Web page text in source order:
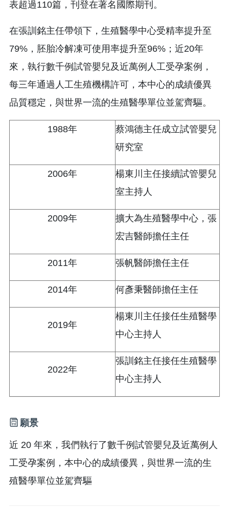
表超過110篇，刊登在著名國際期刊。
在張訓銘主任帶領下，生殖醫學中心受精率提升至
79%，胚胎冷解凍可使用率提升至96%；近20年
來，執行數千例試管嬰兒及近萬例人工受孕案例，
每三年通過人工生殖機構許可，本中心的成績優異
品質穩定，與世界一流的生殖醫學單位並駕齊驅。
1988年
蔡鴻德主任成立試管嬰兒
研究室
2006年
楊東川主任接續試管嬰兒
室主持人
2009年
擴大為生殖醫學中心，張
宏吉醫師擔任主任
2011年 張帆醫師擔任主任
2014年 何彥秉醫師擔任主任
2019年
楊東川主任接任生殖醫學
中心主持人
2022年
張訓銘主任接任生殖醫學
中心主持人
願景
近 20 年來，我們執行了數千例試管嬰兒及近萬例人
工受孕案例，本中心的成績優異，與世界一流的生
殖醫學單位並駕齊驅